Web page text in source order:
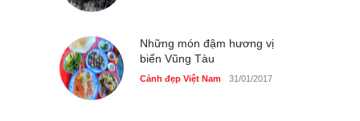
Những món đậm hương vị
biển Vũng Tàu
Cảnh đẹp Việt Nam 31/01/2017